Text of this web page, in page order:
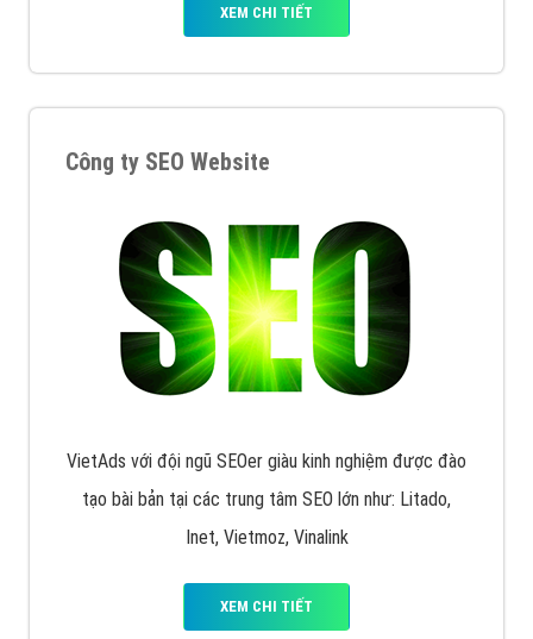
XEM CHI TIẾT
Công ty SEO Website
VietAds với đội ngũ SEOer giàu kinh nghiệm được đào
tạo bài bản tại các trung tâm SEO lớn như: Litado,
Inet, Vietmoz, Vinalink
XEM CHI TIẾT